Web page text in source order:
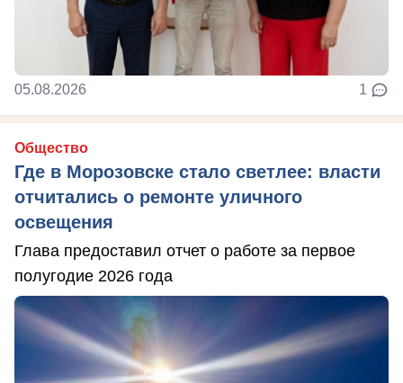
05.08.2026 1
Общество
Где в Морозовске стало светлее: власти
отчитались о ремонте уличного
освещения
Глава предоставил отчет о работе за первое
полугодие 2026 года